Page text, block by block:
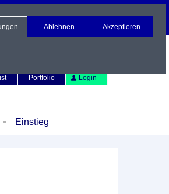
Portfolio Login
Einstieg
Ablehnen Akzeptieren